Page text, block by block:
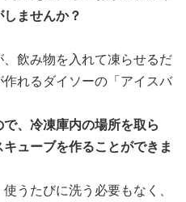
ませんか？
飲み物を入れて凍らせるだ
れるダイソーの「アイスバ
、冷凍庫内の場所を取ら
ューブを作ることができま
うたびに洗う必要もなく、